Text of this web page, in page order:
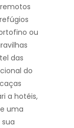
ou
das
do
a hotéis,
uma